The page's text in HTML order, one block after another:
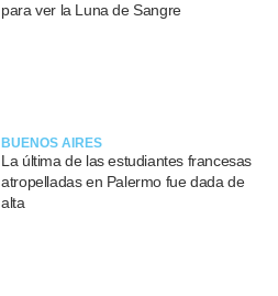
para ver la Luna de Sangre
BUENOS AIRES
La última de las estudiantes francesas
atropelladas en Palermo fue dada de
alta